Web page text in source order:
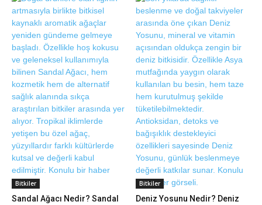
Bitkiler
Sandal Ağacı Nedir? Sandal
Bitkiler
Deniz Yosunu Nedir? Deniz